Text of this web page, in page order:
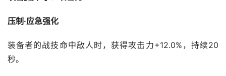
压制·应急强化
装备者的战技命中敌人时，获得攻击力+12.0%，持续20
秒。